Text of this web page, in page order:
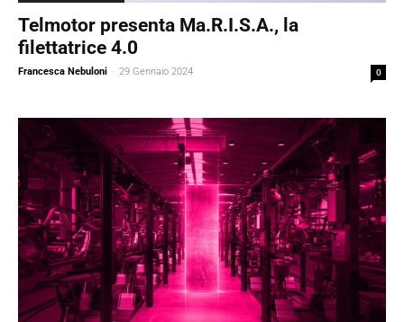
Telmotor presenta Ma.R.I.S.A., la
filettatrice 4.0
Francesca Nebuloni - 29 Gennaio 2024 0